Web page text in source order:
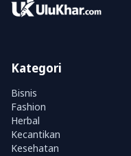
Kategori
Bisnis
Fashion
Herbal
Kecantikan
Kesehatan